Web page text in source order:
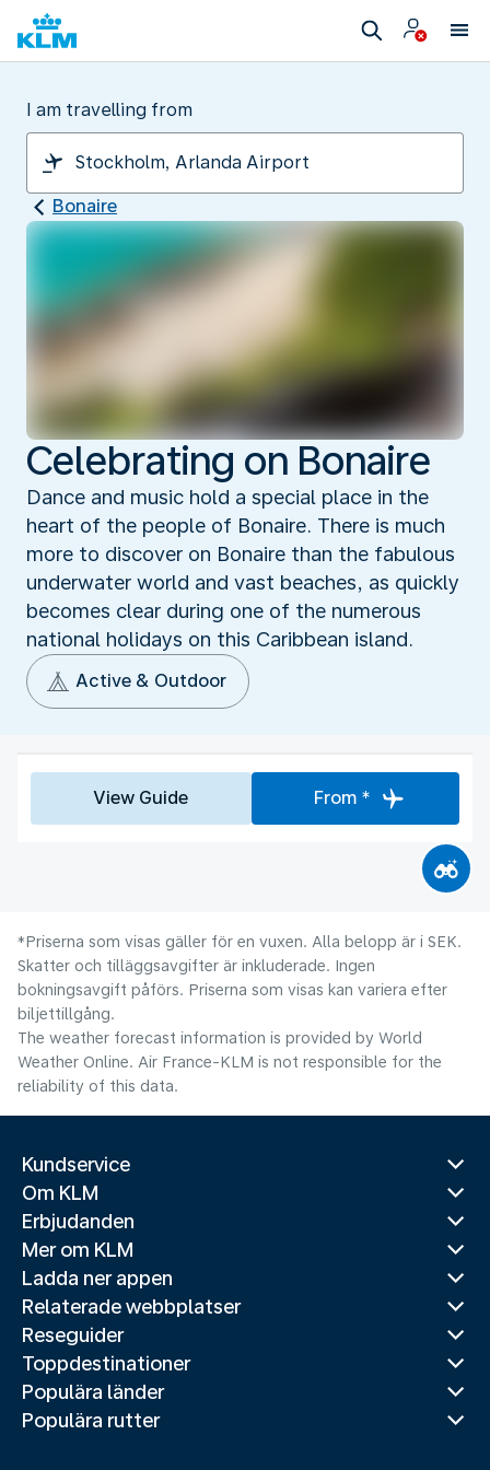
I am travelling from
Bonaire
Celebrating on Bonaire
Dance and music hold a special place in the
heart of the people of Bonaire. There is much
more to discover on Bonaire than the fabulous
underwater world and vast beaches, as quickly
becomes clear during one of the numerous
national holidays on this Caribbean island.
Active & Outdoor
View Guide From *
*Priserna som visas gäller för en vuxen. Alla belopp är i SEK.
Skatter och tilläggsavgifter är inkluderade. Ingen
bokningsavgift påförs. Priserna som visas kan variera efter
biljettillgång.
The weather forecast information is provided by World
Weather Online. Air France-KLM is not responsible for the
reliability of this data.
Kundservice
Om KLM
Erbjudanden
Mer om KLM
Ladda ner appen
Relaterade webbplatser
Reseguider
Toppdestinationer
Populära länder
Populära rutter